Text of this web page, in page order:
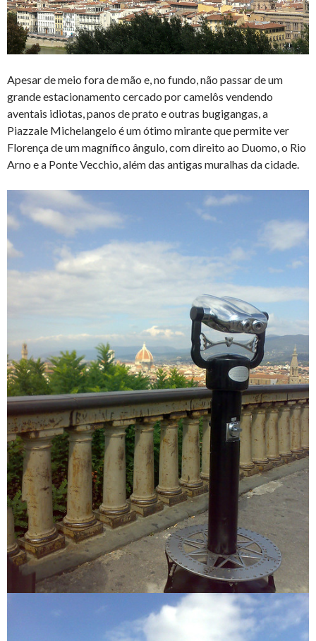
Apesar de meio fora de mão e, no fundo, não passar de um
grande estacionamento cercado por camelôs vendendo
aventais idiotas, panos de prato e outras bugigangas, a
Piazzale Michelangelo é um ótimo mirante que permite ver
Florença de um magnífico ângulo, com direito ao Duomo, o Rio
Arno e a Ponte Vecchio, além das antigas muralhas da cidade.